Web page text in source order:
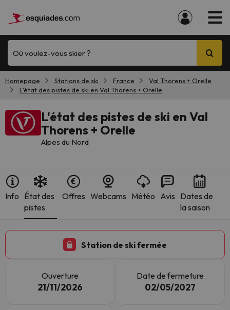
Où voulez-vous skier ?
Homepage Stations de ski France
Val Thorens + Orelle
L'état des pistes de ski en Val Thorens + Orelle
L'état des pistes de ski en Val
Thorens + Orelle
Alpes du Nord
Info État des
pistes
Offres Webcams Météo Avis Dates de
la saison
Station de ski fermée
Ouverture
21/11/2026
Date de fermeture
02/05/2027